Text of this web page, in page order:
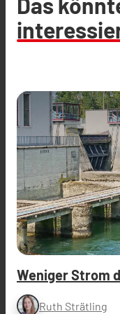
Weniger Strom
Ruth Strätling